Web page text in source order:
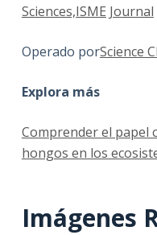
Sciences,ISME Journal
Operado porScience
Explora más
Comprender el papel
hongos en los
Imágenes